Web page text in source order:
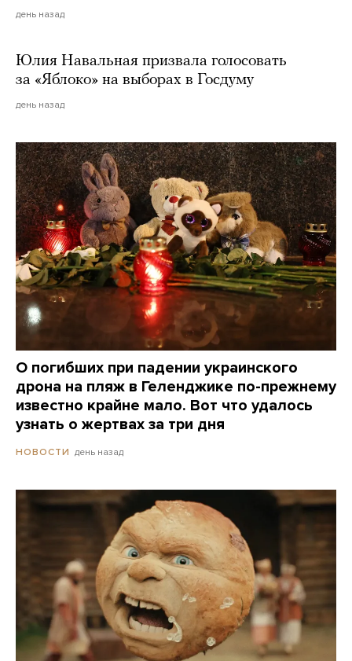
день назад
Юлия Навальная призвала голосовать
за «Яблоко» на выборах в Госдуму
день назад
О погибших при падении украинского
дрона на пляж в Геленджике по-прежнему
известно крайне мало. Вот что удалось
узнать о жертвах за три дня
НОВОСТИ день назад